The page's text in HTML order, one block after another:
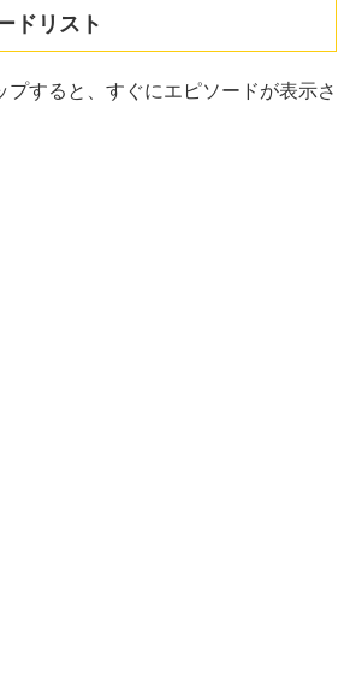
ドリスト
プすると、すぐにエピソードが表示さ